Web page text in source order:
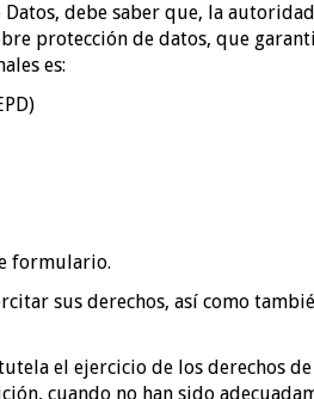
debe saber que, la
protección de datos, que
es:
formulario.
sus derechos, así como
el ejercicio de los derechos
cuando no han sido